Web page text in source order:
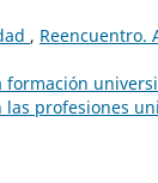
, Reencuentro.
formación
las profesiones